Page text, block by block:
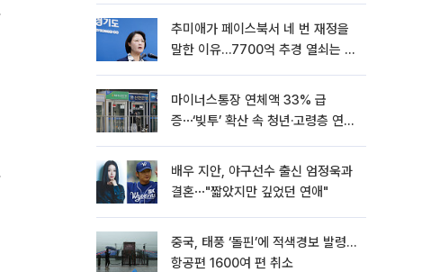
추미애가 페이스북서 네 번 재정을
말한 이유…7700억 추경 열쇠는 도
마이너스통장 연체액 33% 급
증⋯‘빚투’ 확산 속 청년·고령층 연체
배우 지안, 야구선수 출신 엄정욱과
결혼⋯"짧았지만 깊었던 연애"
중국, 태풍 ‘돌핀’에 적색경보 발령…
항공편 1600여 편 취소